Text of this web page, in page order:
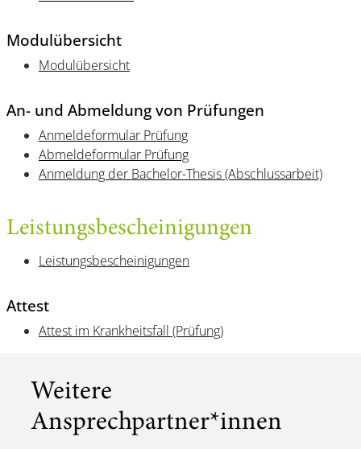
Modulübersicht
Modulübersicht
An- und Abmeldung von Prüfungen
Anmeldeformular Prüfung
Abmeldeformular Prüfung
Anmeldung der Bachelor-Thesis (Abschlussarbeit)
Leistungsbescheinigungen
Leistungsbescheinigungen
Attest
Attest im Krankheitsfall (Prüfung)
Weitere
Ansprechpartner*innen